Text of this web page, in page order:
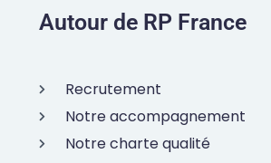
Autour de RP France
Recrutement
Notre accompagnement
Notre charte qualité